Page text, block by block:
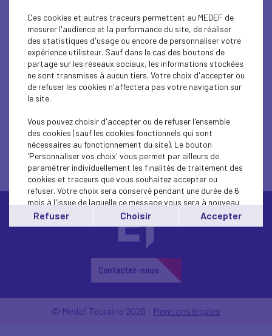
PUBLIC AFFAIRS
Réussir le défi de la réforme territoriale : les
enjeux économiques
Contactez-nous
© Medef Touraine 2026 - Mentions légales
Ces cookies et autres traceurs permettent au MEDEF de
mesurer l'audience et la performance du site, de réaliser
des statistiques d'usage ou encore de personnaliser votre
expérience utilisteur. Sauf dans le cas des boutons de
partage sur les réseaux sociaux, les informations stockées
ne sont transmises à aucun tiers. Votre choix d'accepter ou
de refuser les cookies n'affectera pas votre navigation sur
le site.
Vous pouvez choisir d'accepter ou de refuser l'ensemble
des cookies (sauf les cookies fonctionnels qui sont
nécessaires au fonctionnement du site). Le bouton
'Personnaliser vos choix' vous permet par ailleurs de
paramétrer individuellement les finalités de traitement des
cookies et traceurs que vous souhaitez accepter ou
refuser. Votre choix sera conservé pendant une durée de 6
mois à l'issue de laquelle ce message vous sera à nouveau
affiché..
Vous pouvez modifier votre choix à tout moment en
'cookies'en bas de page.
Refuser Choisir Accepter